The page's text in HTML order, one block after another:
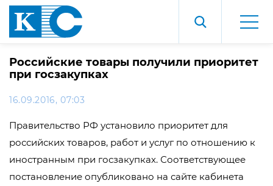
Российские товары получили приоритет
при госзакупках
16.09.2016, 07:03
Правительство РФ установило приоритет для
российских товаров, работ и услуг по отношению к
иностранным при госзакупках. Соответствующее
постановление опубликовано на сайте кабинета